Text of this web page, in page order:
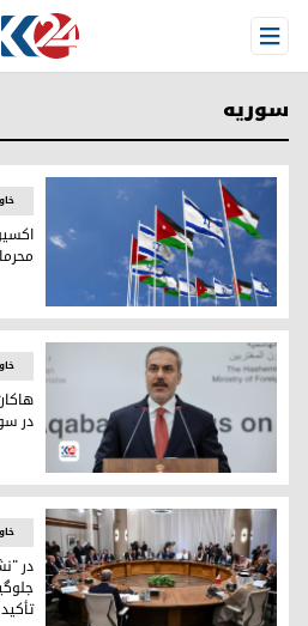
Open Menu
سوریه
پرچم‌های اسرائیل و اردن
هاکان فیدان، وزیر امور خارجه‌ی
در
در